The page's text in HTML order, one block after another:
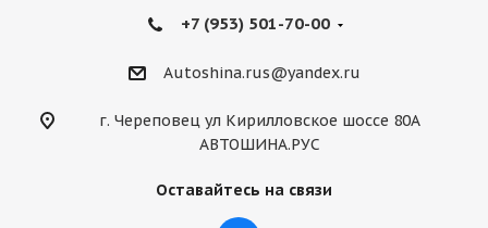
+7 (953) 501-70-00
Autoshina.rus@yandex.ru
г. Череповец ул Кирилловское шоссе 80А
АВТОШИНА.РУС
Оставайтесь на связи